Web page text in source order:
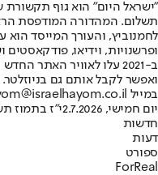
"ישראל היום" הוא גוף תקשורת
ופרשנויות, וידיאו, פודקאסטים
ב-2021 עלו לאוויר
ואפשר לקבל אותם גם
במייל hayom@israelhayom.co.il.
יום חמישי, 2.7.2026
י"ז בתמוז
חדשות
דעות
ספורט
ForReal